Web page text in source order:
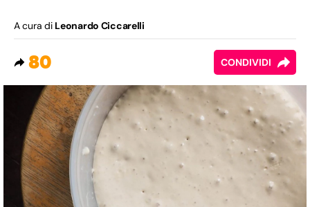
A cura di Leonardo Ciccarelli
80 CONDIVIDI